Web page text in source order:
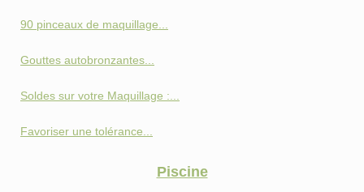
90 pinceaux de maquillage...
Gouttes autobronzantes...
Soldes sur votre Maquillage :...
Favoriser une tolérance...
Piscine